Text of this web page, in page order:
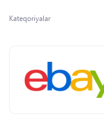
Kateqoriyalar